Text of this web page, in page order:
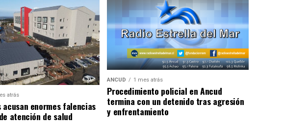
atrás
enormes falencias
atención de salud
ANCUD 1 mes atrás
Procedimiento policial en Ancud
termina con un detenido tras agresión
y enfrentamiento